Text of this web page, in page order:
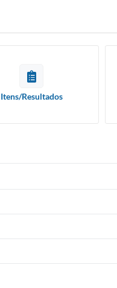
Itens/Resultados